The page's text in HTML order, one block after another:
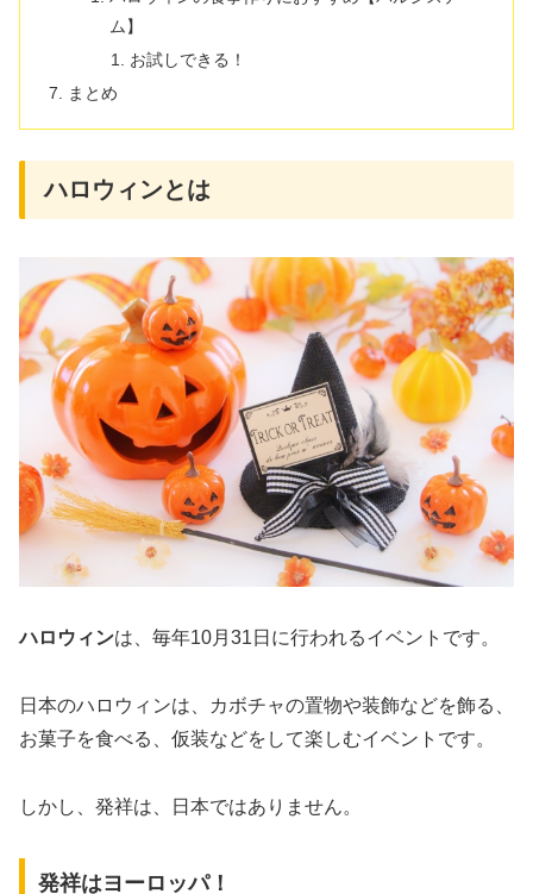
ム】
お試しできる！
まとめ
ハロウィンとは
ハロウィンは、毎年10月31日に行われるイベントです。
日本のハロウィンは、カボチャの置物や装飾などを飾る、
お菓子を食べる、仮装などをして楽しむイベントです。
しかし、発祥は、日本ではありません。
発祥はヨーロッパ！